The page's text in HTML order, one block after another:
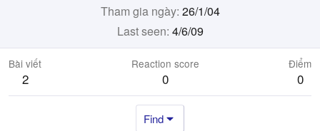
Tham gia ngày 26/1/04
Last seen 4/6/09
Bài viết
2
Reaction score
0
Điểm
0
Find